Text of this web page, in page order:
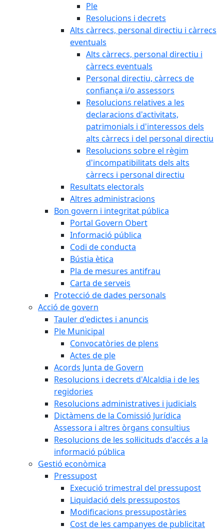
Ple
Resolucions i decrets
Alts càrrecs, personal directiu i càrrecs
eventuals
Alts càrrecs, personal directiu i
càrrecs eventuals
Personal directiu, càrrecs de
confiança i/o assessors
Resolucions relatives a les
declaracions d'activitats,
patrimonials i d'interessos dels
alts càrrecs i del personal directiu
Resolucions sobre el règim
d'incompatibilitats dels alts
càrrecs i personal directiu
Resultats electorals
Altres administracions
Bon govern i integritat pública
Portal Govern Obert
Informació pública
Codi de conducta
Bústia ètica
Pla de mesures antifrau
Carta de serveis
Protecció de dades personals
Acció de govern
Tauler d'edictes i anuncis
Ple Municipal
Convocatòries de plens
Actes de ple
Acords Junta de Govern
Resolucions i decrets d'Alcaldia i de les
regidories
Resolucions administratives i judicials
Dictàmens de la Comissió Jurídica
Assessora i altres òrgans consultius
Resolucions de les sol·licituds d'accés a la
informació pública
Gestió econòmica
Pressupost
Execució trimestral del pressupost
Liquidació dels pressupostos
Modificacions pressupostàries
Cost de les campanyes de publicitat